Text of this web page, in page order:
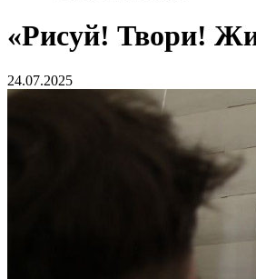
«Рисуй! Твори!
24.07.2025